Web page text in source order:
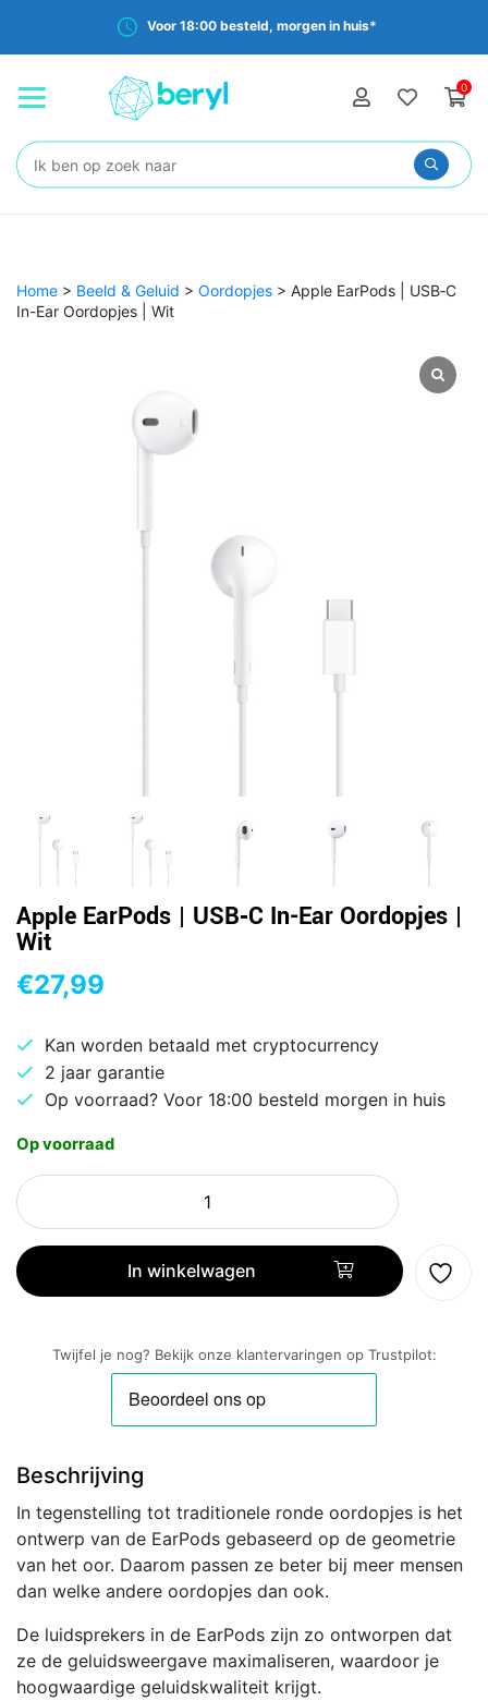
Voor 18:00 besteld, morgen in huis*
0
Zoeken:
Home > Beeld & Geluid > Oordopjes > Apple EarPods | USB‑C
In-Ear Oordopjes | Wit
Apple EarPods | USB‑C In-Ear Oordopjes |
Wit
€27,99
Kan worden betaald met cryptocurrency
2 jaar garantie
Op voorraad? Voor 18:00 besteld morgen in huis
Op voorraad
Apple
EarPods
USB‑C
In-
In winkelwagen
Twijfel je nog? Bekijk onze klantervaringen op Trustpilot:
Beschrijving
In tegenstelling tot traditionele ronde oordopjes is het
ontwerp van de EarPods gebaseerd op de geometrie
van het oor. Daarom passen ze beter bij meer mensen
dan welke andere oordopjes dan ook.
De luidsprekers in de EarPods zijn zo ontworpen dat
ze de geluidsweergave maximaliseren, waardoor je
hoogwaardige geluidskwaliteit krijgt.